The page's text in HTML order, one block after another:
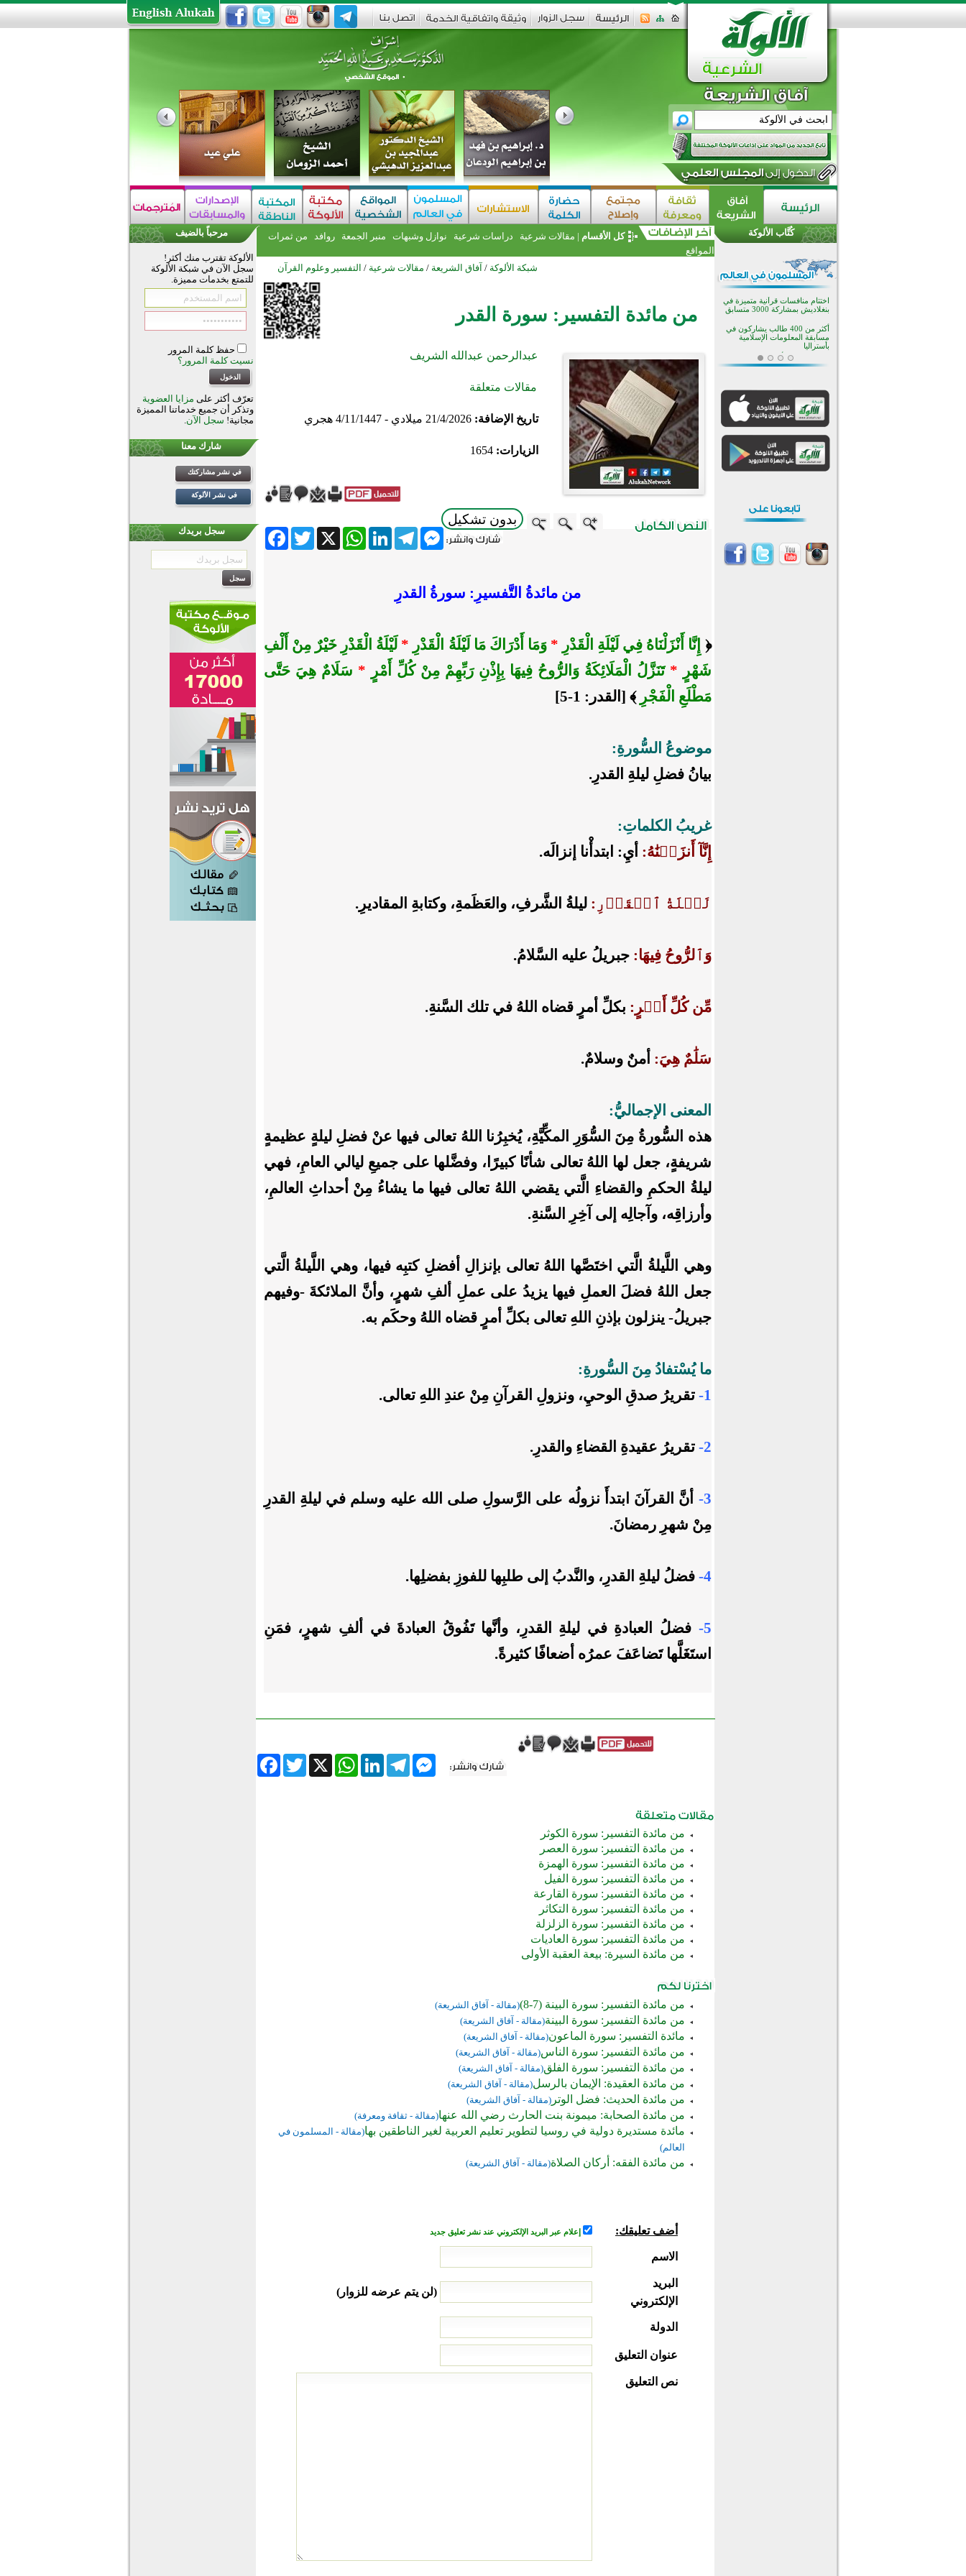
كل الأقسام | مقالات شرعية دراسات شرعية نوازل وشبهات منبر الجمعة روافد
من ثمرات
المواقع
شبكة الألوكة / آفاق الشريعة / مقالات شرعية / التفسير وعلوم القرآن
من مائدة التفسير: سورة القدر
عبدالرحمن عبدالله الشريف
مقالات متعلقة
تاريخ الإضافة:21/4/2026 ميلادي - 4/11/1447 هجري
الزيارات:1654
بدون تشكيل
FacebookTwitter X
WhatsAppLinkedInTelegram
Messenger
من مائدةُ التَّفسيرِ: سورةُ القدرِ
﴿ إِنَّا أَنْزَلْنَاهُ فِي لَيْلَةِ الْقَدْرِ * وَمَا أَدْرَاكَ مَا لَيْلَةُ الْقَدْرِ * لَيْلَةُ الْقَدْرِ خَيْرٌ مِنْ أَلْفِ
شَهْرٍ * تَنَزَّلُ الْمَلَائِكَةُ وَالرُّوحُ فِيهَا بِإِذْنِ رَبِّهِمْ مِنْ كُلِّ أَمْرٍ * سَلَامٌ هِيَ حَتَّى
مَطْلَعِ الْفَجْرِ﴾ [القدر: 1-5]
موضوعُ السُّورةِ:
بيانُ فضلِ ليلةِ القدرِ.
غريبُ الكلماتِ:
إِنَّآ أَنزَلۡنَٰهُ: أيِ: ابتدأْنا إنزالَه.
لَيۡلَةُ ٱلۡقَدۡرِ: ليلةُ الشَّرفِ، والعَظَمةِ، وكتابةِ المقاديرِ.
وَٱلرُّوحُ فِيهَا: جبريلُ عليه السَّلامُ.
مِّن كُلِّ أَمۡرٍ: بكلِّ أمرٍ قضاه اللهُ في تلك السَّنةِ.
سَلَٰمٌ هِيَ: أمنٌ وسلامٌ.
المعنى الإجماليُّ:
هذه السُّورةُ مِنَ السُّوَرِ المكِّيَّةِ، يُخبِرُنا اللهُ تعالى فيها عنْ فضلِ ليلةٍ عظيمةٍ
شريفةٍ، جعل لها اللهُ تعالى شأنًا كبيرًا، وفضَّلها على جميعِ ليالي العامِ، فهي
ليلةُ الحكمِ والقضاءِ الَّتي يقضي اللهُ تعالى فيها ما يشاءُ مِنْ أحداثِ العالمِ،
وأرزاقِه، وآجالِه إلى آخِرِ السَّنةِ.
وهي اللَّيلةُ الَّتي اختَصَّها اللهُ تعالى بإنزالِ أفضلِ كتبِه فيها، وهي اللَّيلةُ الَّتي
جعل اللهُ فضلَ العملِ فيها يزيدُ على عملِ ألفِ شهرٍ، وأنَّ الملائكةَ -وفيهم
جبريلُ- ينزلون بإذنِ اللهِ تعالى بكلِّ أمرٍ قضاه اللهُ وحكَم به.
ما يُسْتفادُ مِنَ السُّورةِ:
1- تقريرُ صدقِ الوحيِ، ونزولِ القرآنِ مِنْ عندِ اللهِ تعالى.
2- تقريرُ عقيدةِ القضاءِ والقدرِ.
3-
أنَّ القرآنَ ابتدأَ نزولُه على الرَّسولِ صلى الله عليه وسلم في ليلةِ القدرِ
مِنْ شهرِ رمضانَ.
4- فضلُ ليلةِ القدرِ، والنَّدبُ إلى طلبِها للفوزِ بفضلِها.
5-
فضلُ العبادةِ في ليلةِ القدرِ، وأنَّها تَفُوقُ العبادةَ في ألفِ شهرٍ، فمَنِ
استَغَلَّها تَضاعَفَ عمرُه أضعافًا كثيرةً.
FacebookTwitter X
WhatsAppLinkedInTelegram
Messenger
من مائدة التفسير: سورة الكوثر
من مائدة التفسير: سورة العصر
من مائدة التفسير: سورة الهمزة
من مائدة التفسير: سورة الفيل
من مائدة التفسير: سورة القارعة
من مائدة التفسير: سورة التكاثر
من مائدة التفسير: سورة الزلزلة
من مائدة التفسير: سورة العاديات
من مائدة السيرة: بيعة العقبة الأولى
من مائدة التفسير: سورة البينة (7-8) (مقالة - آفاق الشريعة)
من مائدة التفسير: سورة البينة(مقالة - آفاق الشريعة)
مائدة التفسير: سورة الماعون(مقالة - آفاق الشريعة)
من مائدة التفسير: سورة الناس(مقالة - آفاق الشريعة)
من مائدة التفسير: سورة الفلق(مقالة - آفاق الشريعة)
من مائدة العقيدة: الإيمان بالرسل(مقالة - آفاق الشريعة)
من مائدة الحديث: فضل الوتر(مقالة - آفاق الشريعة)
من مائدة الصحابة: ميمونة بنت الحارث رضي الله عنها(مقالة - ثقافة ومعرفة)
مائدة مستديرة دولية في روسيا لتطوير تعليم العربية لغير الناطقين بها(مقالة - المسلمون في
العالم)
من مائدة الفقه: أركان الصلاة(مقالة - آفاق الشريعة)
أضف تعليقك: إعلام عبر البريد الإلكتروني عند نشر تعليق جديد
الاسم
البريد
الإلكتروني
(لن يتم عرضه للزوار)
الدولة
عنوان التعليق
نص التعليق
مرحباً بالضيف
الألوكة تقترب منك أكثر!
سجل الآن في شبكة الألوكة
للتمتع بخدمات مميزة.
حفظ كلمة المرور
نسيت كلمة المرور؟
تعرّف أكثر على مزايا العضوية
وتذكر أن جميع خدماتنا المميزة
مجانية! سجل الآن.
شارك معنا
في نشر مشاركتك
في نشر الألوكة
سجل بريدك
كُتَّاب الألوكة
اختتام الدورة التاسعة لمسابقة حفظ
وتلاوة القرآن الكريم في أزناكاييف
تيسليتش تختتم برنامجا تعليميا لتعزيز
اختتام منافسات قرآنية متميزة في
بنغلاديش بمشاركة 3000 متسابق
مسابقة المعلومات الإسلامية
بأستراليا
افتتاح تاريخي لأول مسجد في بلييفليا
بالجبل الأسود منذ أكثر من قرن
منطقة ريبوفسي تحتفل بميلاد
مسجد جديد في أجواء إيمانية مميزة
العمل والعطاء
القرآن والتربية في صدارة البرامج
الصيفية للمسلمين في بينزا
وساراتوف وموردوفيا هذا العام
اختتام الدورة التاسعة لمسابقة حفظ
وتلاوة القرآن الكريم في أزناكاييف
تيسليتش تختتم برنامجا تعليميا لتعزيز
القيم وبناء الشخصية للشباب
أكثر من 400 طالب يشاركون في